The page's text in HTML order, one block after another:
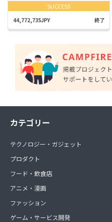
SUCCESS
44,772,735JPY 終了
カテゴリー
テクノロジー・ガジェット
プロダクト
フード・飲食店
アニメ・漫画
ファッション
ゲーム・サービス開発